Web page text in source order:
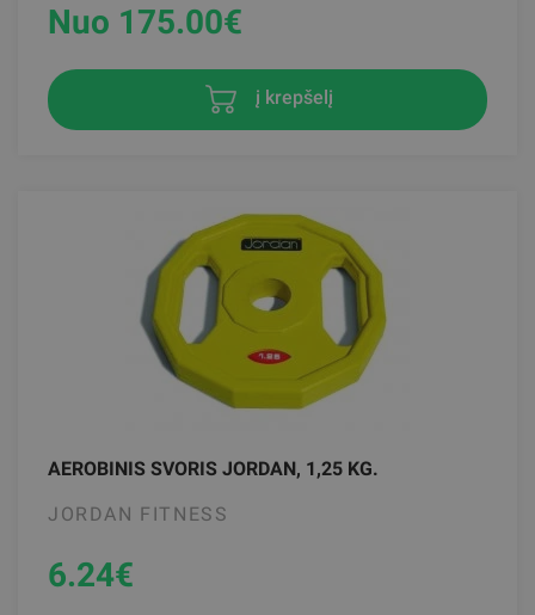
Nuo 175.00€
į krepšelį
AEROBINIS SVORIS JORDAN, 1,25 KG.
JORDAN FITNESS
6.24€